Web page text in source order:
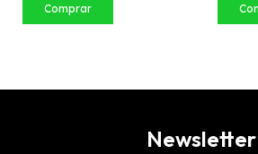
Comprar
Newsletter